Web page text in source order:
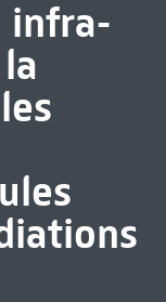
infra-